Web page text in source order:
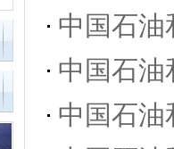
中国石油
中国石油
中国石油